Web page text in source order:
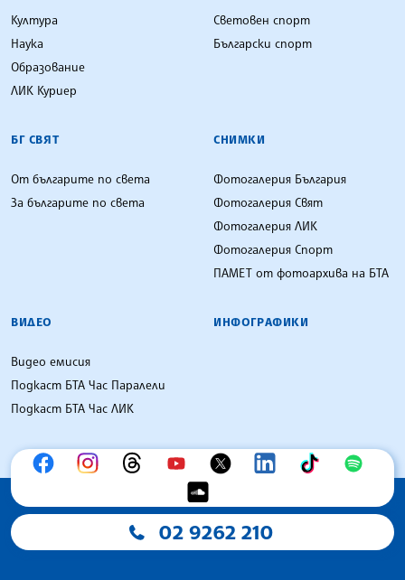
Култура
Наука
Образование
ЛИК Куриер
Световен спорт
Български спорт
БГ СВЯТ
От българите по света
За българите по света
СНИМКИ
Фотогалерия България
Фотогалерия Свят
Фотогалерия ЛИК
Фотогалерия Спорт
ПАМЕТ от фотоархива на БТА
ВИДЕО
Видео емисия
Подкаст БТА Час Паралели
Подкаст БТА Час ЛИК
ИНФОГРАФИКИ
02 9262 210